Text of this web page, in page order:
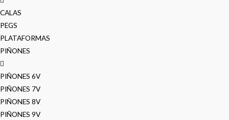
CALAS
PEGS
PLATAFORMAS
PIÑONES
PIÑONES 6V
PIÑONES 7V
PIÑONES 8V
PIÑONES 9V